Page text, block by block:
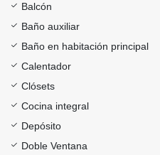
Balcón
Baño auxiliar
Baño en habitación principal
Calentador
Clósets
Cocina integral
Depósito
Doble Ventana